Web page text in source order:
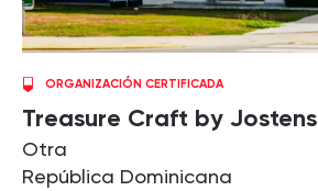
ORGANIZACIÓN CERTIFICADA
Treasure Craft by Jostens
Otra
República Dominicana